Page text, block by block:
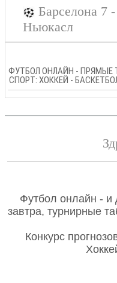
Барселона 7
Ньюкасл
ФУТБОЛ ОНЛАЙН - ПРЯМЫЕ
СПОРТ: ХОККЕЙ -
Футбол онлайн - и
завтра, турнирные
Конкурс